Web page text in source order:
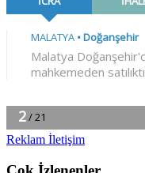
Reklam İletişim